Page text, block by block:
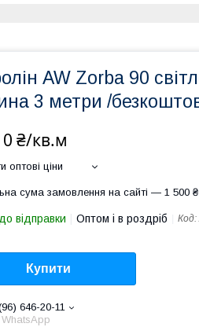
AW Zorba 90
3 метри /
₴/кв.м
оптові ціни
сума замовлення на сайті — 1 500 ₴
відправки Оптом і в роздріб Код:
Купити
646-20-11